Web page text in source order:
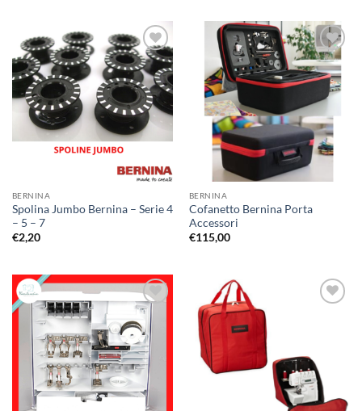
Aggiungi
alla lista
dei
desideri
BERNINA
Spolina Jumbo Bernina – Serie 4
– 5 – 7
€2,20
Aggiungi
alla lista
dei
desideri
BERNINA
Cofanetto Bernina Porta
Accessori
€115,00
Aggiungi
alla lista
dei
desideri